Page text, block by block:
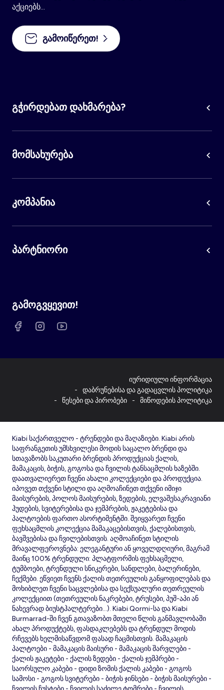
აქციებს...
გამოიწერეთ!
გჭირდებათ დახმარება?
მომსახურება
კომპანია
პარტნიორი
გამოგვყევით!
იურიდიული ინფორმაცია
დაბრუნებისა და გადაცვლის პოლიტიკა
წესები და პირობები
მიწოდების პოლიტიკა
Kiabi საქართველო - ტრენდები და მაღაზიები. Kiabi არის
საფრანგეთის უმსხვილესი მოდის საცალო ბრენდი და
სთავაზობს საკუთარი ბრენდის პროდუქციას ქალის,
მამაკაცის, ბიჭის, გოგოსა და ჩვილის ტანსაცმლის ხაზებში.
დაათვალიერეთ ჩვენი ახალი კოლექციები და პროდუქცია.
იპოვეთ თქვენი სტილი და აღმოაჩინეთ თქვენი იმიჯი
მაისურების, პოლოს მაისურების, ზედების, ელვაშესაკრავიანი
ჰუდების, სვიტერებისა და ჯემპრების, ჟაკეტებისა და
პალტოების ფართო ასორტიმენტში. შეიყვარეთ ჩვენი
ფეხსაცმლის კოლექცია მამაკაცებისთვის, ქალებისთვის,
ბავშვებისა და ჩვილებისთვის. აღმოაჩინეთ სტილის
მრავალფეროვნება: ელეგანტური ან ყოველდღიური, მაგრამ
მაინც 100% ტრენდული: პლატფორმის ფეხსაცმელი,
ტუმბოები, ტრენდული სნიკერები, სანდლები, ბალერინები,
ჩექმები. ეწვიეთ ჩვენს ქალის თეთრეულის განყოფილებას და
მოხიბლეთ ჩვენი საცვლებისა და სექსუალური თეთრეულის
კოლექციით (თეთრეულის ნაკრებები, ტრუსები, პუშ-აპი ან
ნახევრად ბიუსტჰალტერები...). Kiabi Qormi-სა და Kiabi
Burmarrad-ში ჩვენ გთავაზობთ მთელი წლის განმავლობაში
ახალ პროდუქტებს, ფასდაკლებებს და ტრენდულ მოდის
რჩევებს ხელმისაწვდომ ფასად ჩაცმისთვის. მამაკაცის
პალტოები - მამაკაცის მაისური - მამაკაცის შარვლები -
ქალის ჟაკეტები - ქალის ზედები - ქალის ჯემპრები -
საორსულო კაბები - დიდი ზომის ქალის კაბები - გოგოს
სამოსი - გოგოს სვიტერები - ბიჭის ჯინსები - ბიჭის მაისურები -